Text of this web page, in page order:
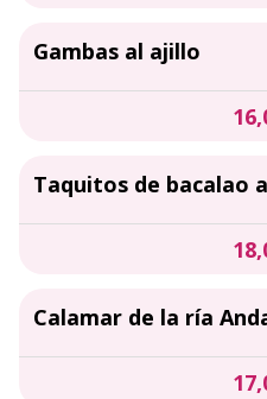
Gambas al ajillo
Taquitos de bacalao
Calamar de la ría